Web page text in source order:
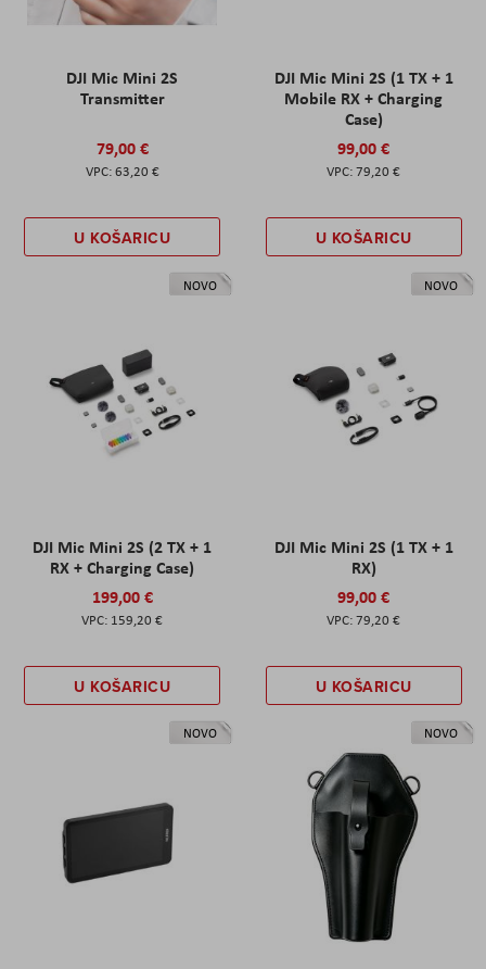
DJI Mic Mini 2S
Transmitter
79,00 €
63,20 €
U KOŠARICU
DJI Mic Mini 2S (1 TX + 1
Mobile RX + Charging
Case)
99,00 €
79,20 €
U KOŠARICU
NOVO
DJI Mic Mini 2S (2 TX + 1
RX + Charging Case)
199,00 €
159,20 €
U KOŠARICU
NOVO
DJI Mic Mini 2S (1 TX + 1
RX)
99,00 €
79,20 €
U KOŠARICU
NOVO NOVO